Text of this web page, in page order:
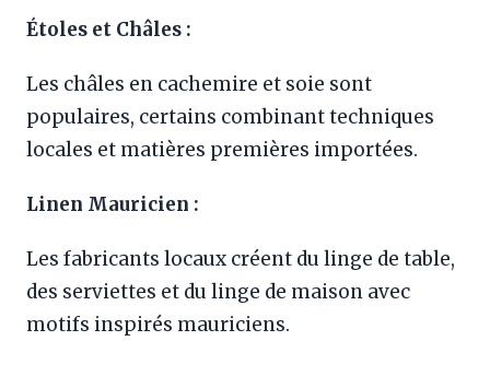
Étoles et Châles :
Les châles en cachemire et soie sont
populaires, certains combinant techniques
locales et matières premières importées.
Linen Mauricien :
Les fabricants locaux créent du linge de table,
des serviettes et du linge de maison avec
motifs inspirés mauriciens.